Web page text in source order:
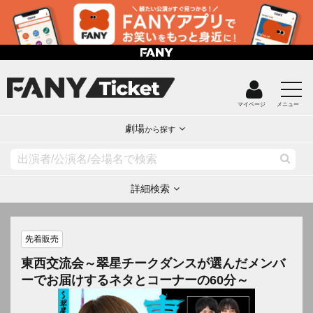
マイページ メニュー
劇場から探す
詳細検索
先着販売
東西交流会～翠星チークダンスが選んだメンバ
ーでお届けするネタとコーナーの60分～